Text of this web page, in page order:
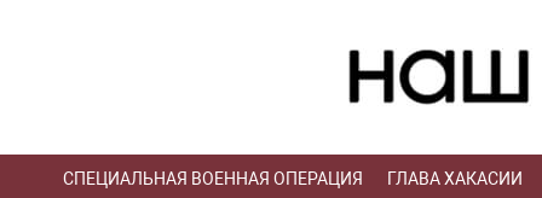
СПЕЦИАЛЬНАЯ ВОЕННАЯ ОПЕРАЦИЯ ГЛАВА ХАКАСИИ